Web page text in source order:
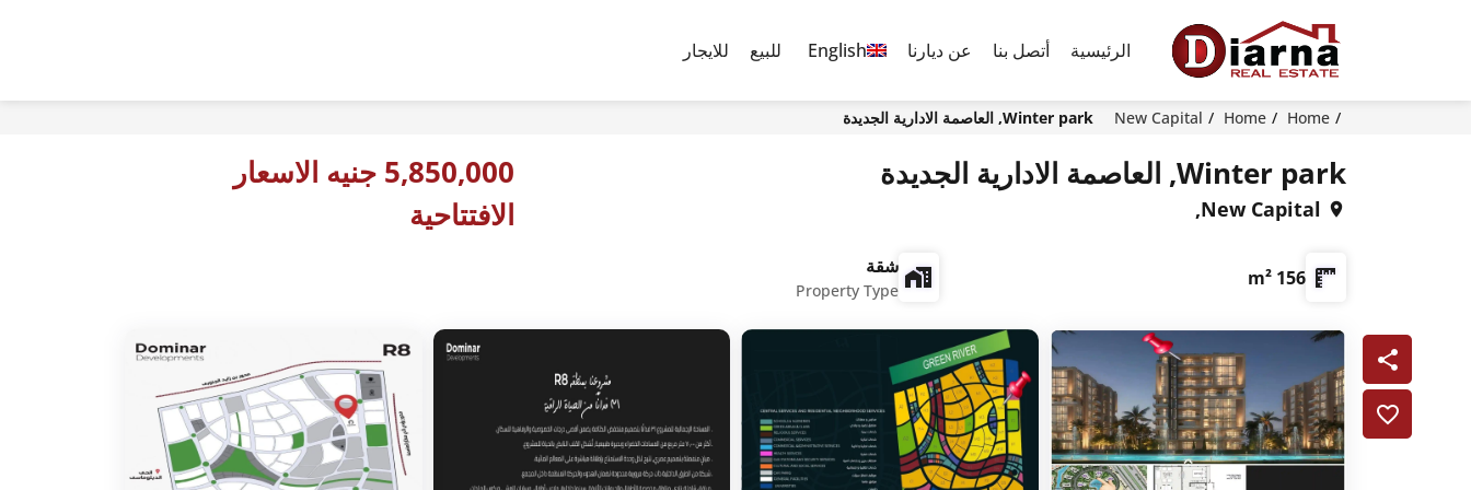
الرئيسية أتصل بنا عن ديارنا English للبيع للايجار
Home
Home
New Capital Winter park, العاصمة الادارية الجديدة
Winter park, العاصمة الادارية الجديدة
New Capital,
5,850,000 جنيه الاسعار
الافتتاحية
156 m² شقة
Property Type